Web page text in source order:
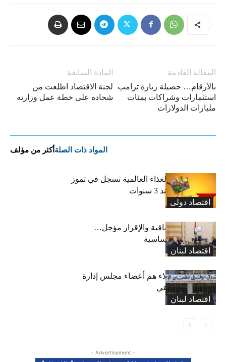
المادة السابقة
لجنة الاقتصاد اطلعت من
شحاده على خطة عمل وزارته
المقالة القادمة
بالأرقام… حصيلة زيارة ترامب
استثمارات وشراكات بمئات
مليارات الدولارات
المواد ذات الصلة أكثر من مؤلف
اقتصاد دولی
“الفاو”: أسعار الغذاء العالمية تسجل في تموز
أعلى مستوى منذ 3 سنوات
اقتصاد لبنان
رسوم النفايات باقية والإقرار مؤجل…
واستثناء لمواد أساسية
اقتصاد لبنان
بعد 19 عاماً: هؤلاء هم أعضاء مجلس إدارة
الضمان الاجتماعي
- Advertisement -